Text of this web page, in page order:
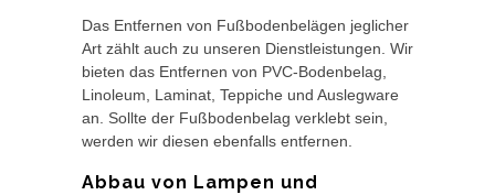
Das Entfernen von Fußbodenbelägen jeglicher
Art zählt auch zu unseren Dienstleistungen. Wir
bieten das Entfernen von PVC-Bodenbelag,
Linoleum, Laminat, Teppiche und Auslegware
an. Sollte der Fußbodenbelag verklebt sein,
werden wir diesen ebenfalls entfernen.
Abbau von Lampen und